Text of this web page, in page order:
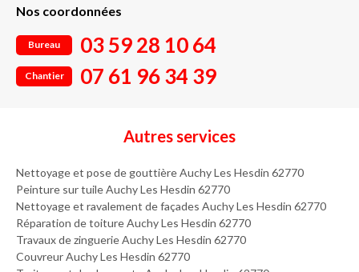
Nos coordonnées
Bureau 03 59 28 10 64
Chantier 07 61 96 34 39
Autres services
Nettoyage et pose de gouttière Auchy Les Hesdin 62770
Peinture sur tuile Auchy Les Hesdin 62770
Nettoyage et ravalement de façades Auchy Les Hesdin 62770
Réparation de toiture Auchy Les Hesdin 62770
Travaux de zinguerie Auchy Les Hesdin 62770
Couvreur Auchy Les Hesdin 62770